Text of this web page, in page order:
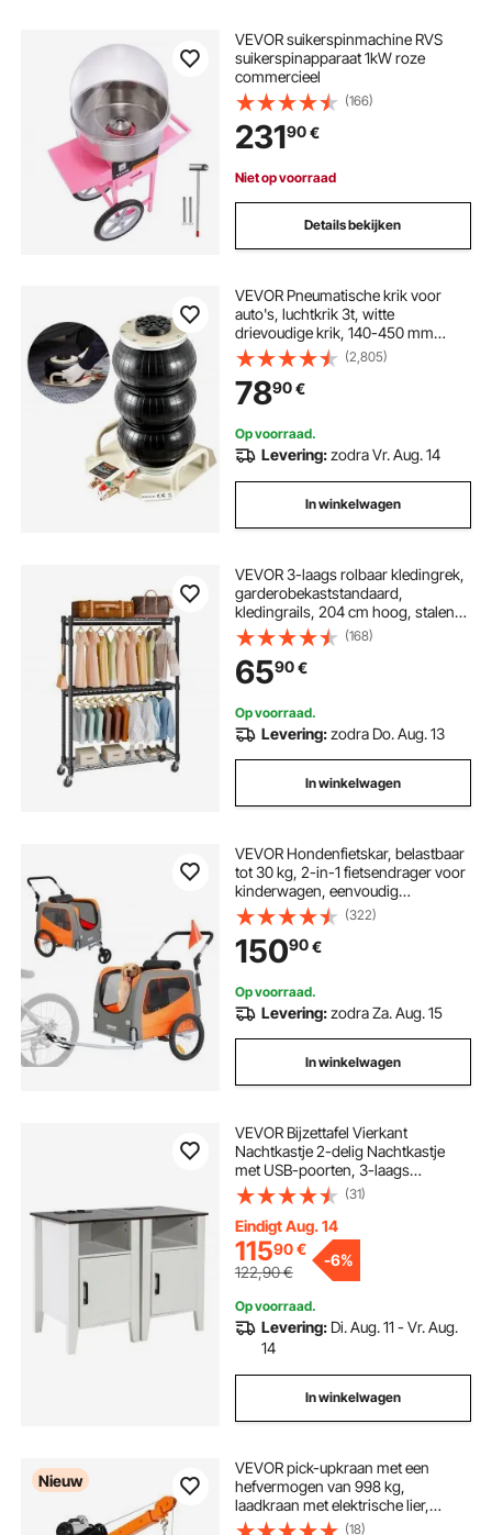
VEVOR suikerspinmachine RVS
suikerspinapparaat 1kW roze
commercieel
(166)
23190€
Niet op voorraad
Details bekijken
VEVOR Pneumatische krik voor
auto's, luchtkrik 3t, witte
drievoudige krik, 140-450 mm
hefhoogte, luchtkrik met zak,
hefhoogte van 5 minuten, luchtkrik
voor auto's, krik voor SUV,
vrachtwagen, bus etc.
(2,805)
7890€
Op voorraad.
Levering:zodra Vr. Aug. 14
In winkelwagen
VEVOR 3-laags rolbaar kledingrek,
garderobekaststandaard,
kledingrails, 204 cm hoog, stalen
kledingrek, draagvermogen 182 kg,
robuuste standaard voor
slaapkamer, wasruimte,
kleedkamer etc.
(168)
6590€
Op voorraad.
Levering:zodra Do. Aug. 13
In winkelwagen
VEVOR Hondenfietskar, belastbaar
tot 30 kg, 2-in-1 fietsendrager voor
kinderwagen, eenvoudig
opvouwbaar karframe met snel los
te maken wielen, universele
fietskoppeling, reflectoren
(322)
15090€
Op voorraad.
Levering:zodra Za. Aug. 15
In winkelwagen
VEVOR Bijzettafel Vierkant
Nachtkastje 2-delig Nachtkastje
met USB-poorten, 3-laags
bijzettafel met opbergkast en LED-
verlichting, voor Woonkamer
Slaapkamer Kantoor Wit
(31)
Eindigt Aug. 14
11590€
122,90€
-6%
Op voorraad.
Levering: Di. Aug. 11 - Vr. Aug.
14
In winkelwagen
Nieuw
VEVOR pick-upkraan met een
hefvermogen van 998 kg,
laadkraan met elektrische lier,
hijskraan met verstelbare
(18)